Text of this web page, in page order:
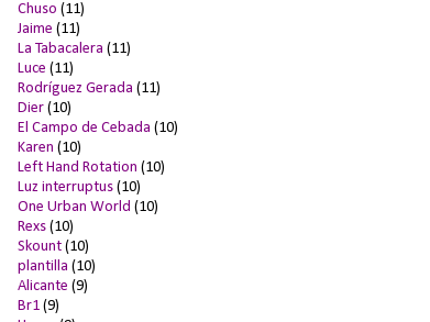
Chuso (11)
Jaime (11)
La Tabacalera (11)
Luce (11)
Rodríguez Gerada (11)
Dier (10)
El Campo de Cebada (10)
Karen (10)
Left Hand Rotation (10)
Luz interruptus (10)
One Urban World (10)
Rexs (10)
Skount (10)
plantilla (10)
Alicante (9)
Br1 (9)